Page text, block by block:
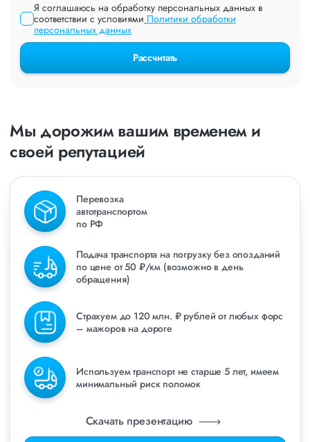
Я соглашаюсь на обработку персональных данных в
соответствии с условиями Политики обработки
персональных данных
Рассчитать
Мы дорожим вашим временем и
своей репутацией
Перевозка
автотранспортом
по РФ
Подача транспорта на погрузку без опозданий
по цене от 50 ₽/км (возможно в день
обращения)
Страхуем до 120 млн. ₽ рублей от любых форс
– мажоров на дороге
Используем транспорт не старше 5 лет, имеем
минимальный риск поломок
Скачать презентацию